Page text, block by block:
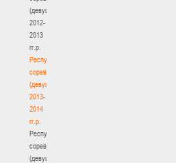
(девушки)
2012-
2013
гг.р.
Республиканские
соревнования
(девушки)
2013-
2014
гг.р.
Республиканские
соревнования
(девушки)